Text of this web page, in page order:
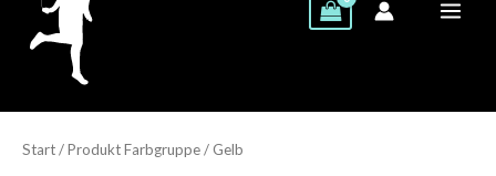
Start/ Produkt Farbgruppe / Gelb